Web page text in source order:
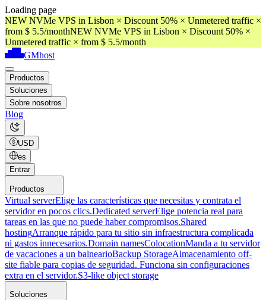
Loading page
NEW NVMe VPS in Lisbon × Discount 50% × Unmetered traffic ×
from $ 5.5/monthNEW NVMe VPS in Lisbon × Discount 50% ×
Unmetered traffic × from $ 5.5/month
GMhost
Productos
Soluciones
Sobre nosotros
Blog
USD
es
Entrar
Productos
Virtual serverElige las características que necesitas y contrata el
servidor en pocos clics.Dedicated serverElige potencia real para
tareas en las que no puede haber compromisos.Shared
hostingArranque rápido para tu sitio sin infraestructura complicada
ni gastos innecesarios.Domain namesColocationManda a tu servidor
de vacaciones a un balnearioBackup StorageAlmacenamiento off-
site fiable para copias de seguridad. Funciona sin configuraciones
extra en el servidor.S3-like object storage
Soluciones